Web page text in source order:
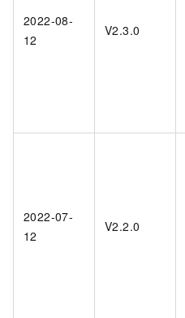
2022-08-
12
V2.3.0
2022-07-
12
V2.2.0